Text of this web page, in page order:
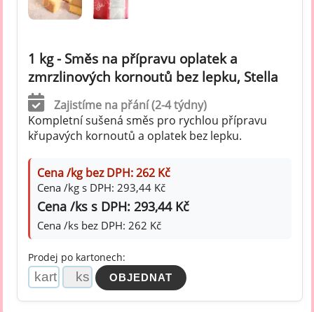
1 kg - Směs na přípravu oplatek a
zmrzlinových kornoutů bez lepku, Stella
Zajistíme na přání (2-4 týdny)
Kompletní sušená směs pro rychlou přípravu
křupavých kornoutů a oplatek bez lepku.
Cena /kg bez DPH: 262 Kč
Cena /kg s DPH: 293,44 Kč
Cena /ks s DPH: 293,44 Kč
Cena /ks bez DPH: 262 Kč
Prodej po kartonech: